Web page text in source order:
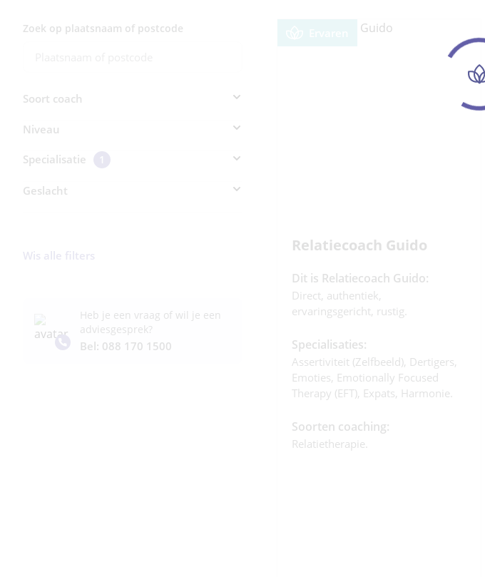
Zoek op plaatsnaam of postcode
Soort coach
Niveau
Specialisatie 1
Geslacht
Wis alle filters
Heb je een vraag of wil je een
adviesgesprek?
Bel: 088 170 1500
Relatiecoach Guido
Dit is Relatiecoach Guido:
Direct, authentiek,
ervaringsgericht, rustig.
Specialisaties:
Assertiviteit (zelfbeeld), Dertigers,
Emoties, Emotionally Focused
Therapy (EFT), Expats, Harmonie.
Soorten coaching:
Relatietherapie.